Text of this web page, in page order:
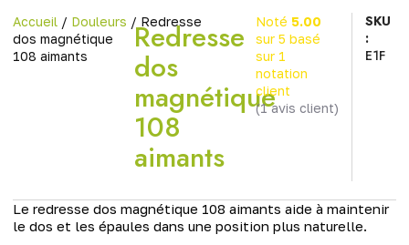
Accueil / Douleurs / Redresse
dos magnétique
108 aimants
Redresse
dos
magnétique
108
aimants
Noté 5.00
sur 5 basé
sur 1
notation
client
(1avis client)
SKU
:
E1F
Le redresse dos magnétique 108 aimants aide à maintenir
le dos et les épaules dans une position plus naturelle.